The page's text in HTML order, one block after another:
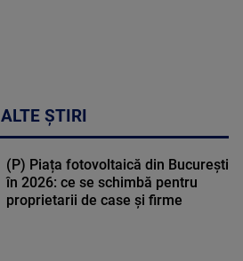
ALTE ȘTIRI
(P) Piața fotovoltaică din București
în 2026: ce se schimbă pentru
proprietarii de case și firme